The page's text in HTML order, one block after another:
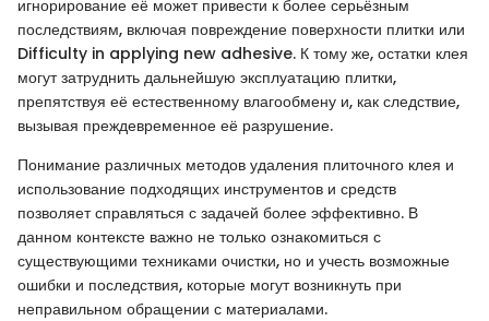
игнорирование её может привести к более серьёзным
последствиям, включая повреждение поверхности плитки или
Difficulty in applying new adhesive. К тому же, остатки клея
могут затруднить дальнейшую эксплуатацию плитки,
препятствуя её естественному влагообмену и, как следствие,
вызывая преждевременное её разрушение.
Понимание различных методов удаления плиточного клея и
использование подходящих инструментов и средств
позволяет справляться с задачей более эффективно. В
данном контексте важно не только ознакомиться с
существующими техниками очистки, но и учесть возможные
ошибки и последствия, которые могут возникнуть при
неправильном обращении с материалами.